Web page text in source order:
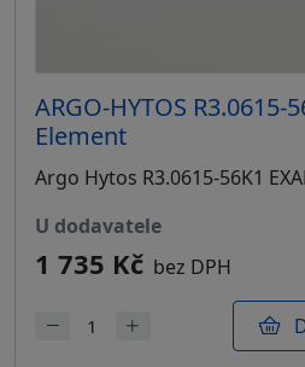
ARGO-HYTOS R3.0615-
Element
Argo Hytos R3.0615-56K1
u dodavatele
1 735 Kč bez DPH